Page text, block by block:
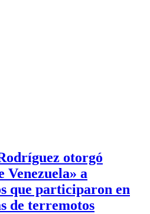
otorgó
Venezuela» a
que participaron en
de terremotos